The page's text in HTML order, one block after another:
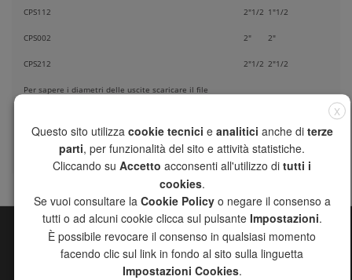
CPS112 2"1/2 1"1/2
CPS002 2" 2"
CPS212 2"1/2 2"1/2
Per sapere i diametri delle uscite scaricare il file
the file "SIZES"
SITE MAP
X
Questo sito utilizza cookie tecnici e analitici anche di terze
parti, per funzionalità del sito e attività statistiche.
Cliccando su Accetto acconsenti all'utilizzo di tutti i
cookies.
Se vuoi consultare la Cookie Policyo negare il consenso a
tutti o ad alcuni cookie clicca sul pulsante Impostazioni.
È possibile revocare il consenso in qualsiasi momento
facendo clic sul link in fondo al sito sulla linguetta
Impostazioni Cookies.